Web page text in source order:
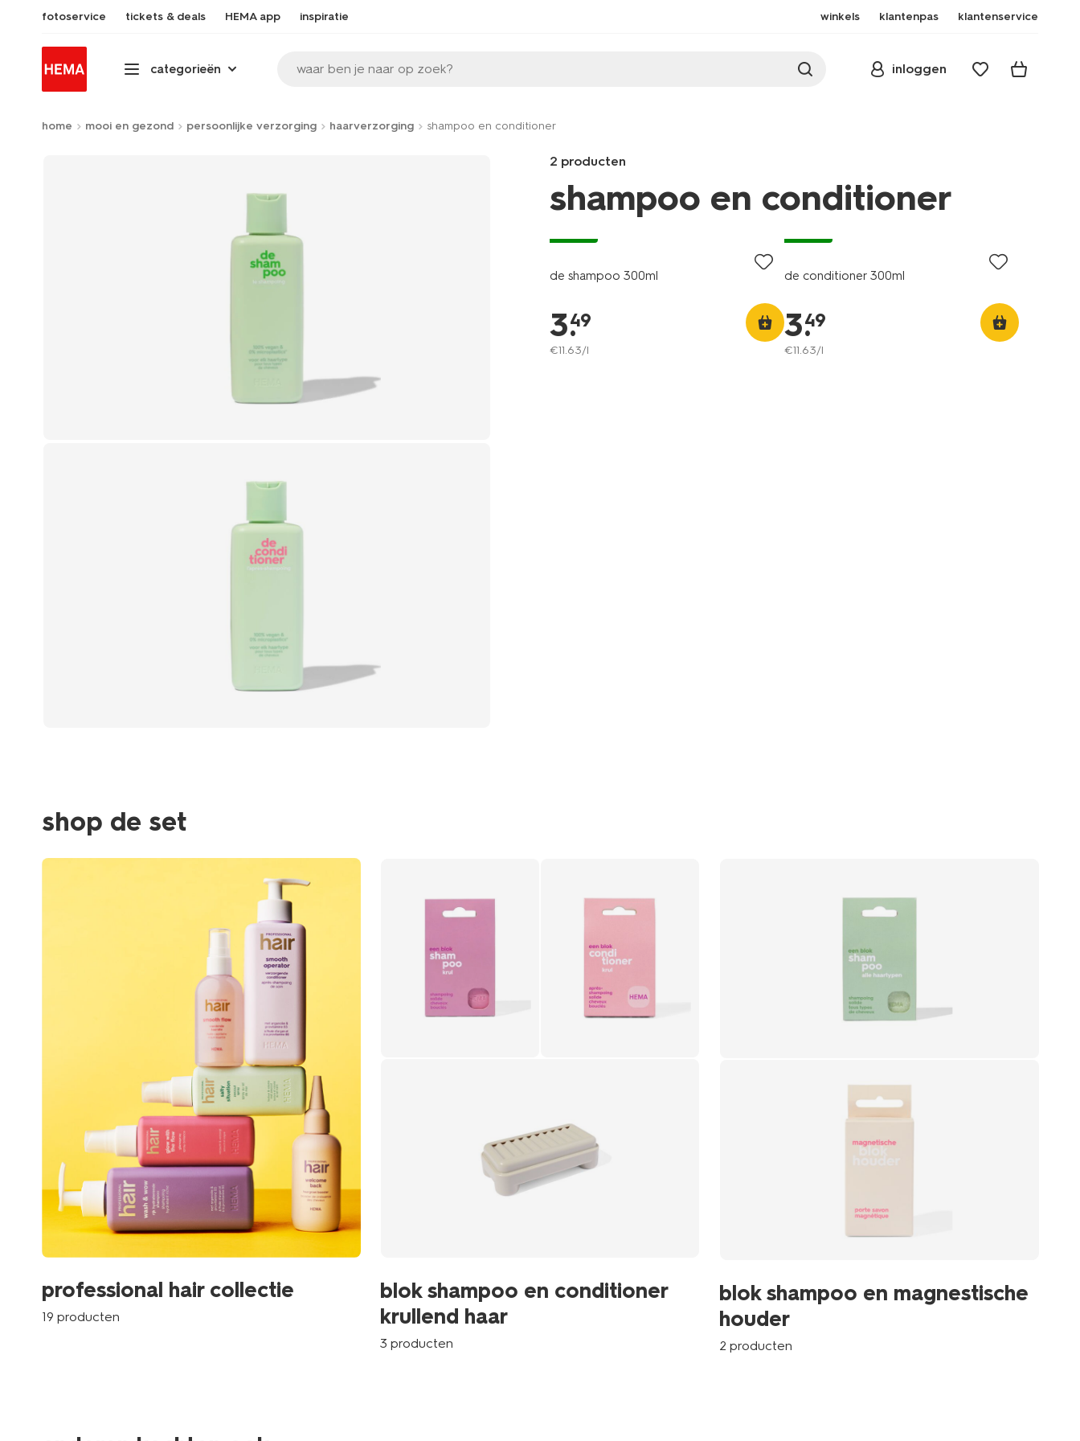
fotoservice tickets & deals HEMA app inspiratie winkels klantenpas klantenservice
categorieën waar ben je naar op zoek? inloggen
home mooi en gezond persoonlijke verzorging haarverzorging shampoo en conditioner
2 producten
shampoo en conditioner
/mooi-
verzorging/haarverzorging/conditioner/de-
300ml-
11000803.html
de shampoo 300ml
3.
49
€11.63/l
de conditioner 300ml
3.
49
€11.63/l
shop de set
professional hair collectie
19 producten
blok shampoo en conditioner
krullend haar
3 producten
blok shampoo en magnestische
houder
2 producten